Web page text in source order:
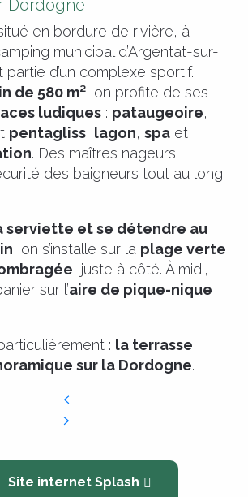
Dordogne
en bordure de rivière, à
municipal d’Argentat-sur-
d’un complexe sportif.
de 580 m², on profite de ses
ludiques : pataugeoire,
pentagliss, lagon, spa et
. Des maîtres nageurs
des baigneurs tout au long
serviette et se détendre au
, on s’installe sur la plage verte
, juste à côté. À midi,
sur l’aire de pique-nique
: la terrasse
sur la Dordogne.
Site internet Splash